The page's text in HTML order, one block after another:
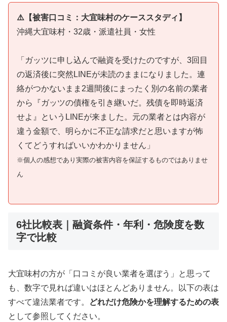
⚠️【被害口コミ：大宜味村のケーススタディ】
沖縄大宜味村・32歳・派遣社員・女性
「ガッツに申し込んで融資を受けたのですが、3回目
の返済後に突然LINEが未読のままになりました。連
絡がつかないまま2週間後にまったく別の名前の業者
から『ガッツの債権を引き継いだ。残債を即時返済
せよ』というLINEが来ました。元の業者とは内容が
違う金額で、明らかに不正な請求だと思いますが怖
くてどうすればいいかわかりません」
※個人の感想であり実際の被害内容を保証するものではありませ
ん
6社比較表｜融資条件・年利・危険度を数
字で比較
大宜味村の方が「口コミが良い業者を選ぼう」と思って
も、数字で見れば違いはほとんどありません。以下の表は
すべて違法業者です。
どれだけ危険かを理解するための表
として参照してください。